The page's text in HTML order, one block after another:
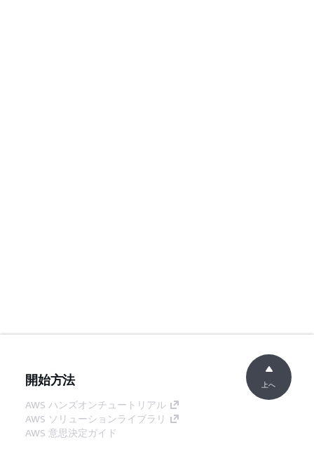
開始方法
AWS ハンズオンチュートリアル
AWS ソリューションライブラリ
AWS 意思決定ガイド
上へ